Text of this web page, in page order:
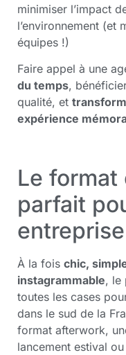
minimiser l’impact
l’environnement (et
équipes !)
Faire appel à une
du temps,
qualité, et
expérience
Le format
parfait
entreprise
À la fois chic,
instagrammable, le
toutes les cases
dans le sud de la
format afterwork,
lancement estival